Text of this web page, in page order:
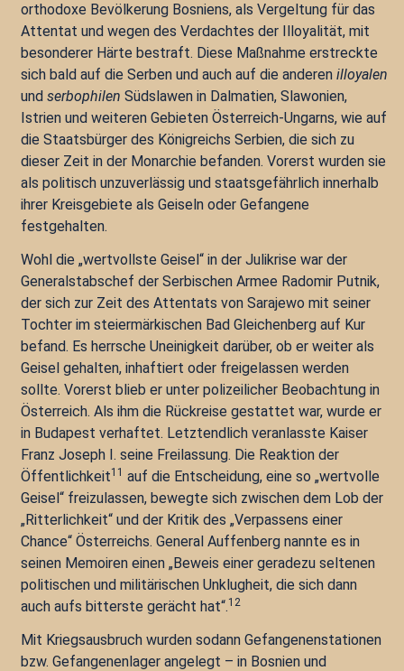
orthodoxe Bevölkerung Bosniens, als Vergeltung für das
Attentat und wegen des Verdachtes der Illoyalität, mit
besonderer Härte bestraft. Diese Maßnahme erstreckte
sich bald auf die Serben und auch auf die anderen illoyalen
und serbophilen Südslawen in Dalmatien, Slawonien,
Istrien und weiteren Gebieten Österreich-Ungarns, wie auf
die Staatsbürger des Königreichs Serbien, die sich zu
dieser Zeit in der Monarchie befanden. Vorerst wurden sie
als politisch unzuverlässig und staatsgefährlich innerhalb
ihrer Kreisgebiete als Geiseln oder Gefangene
festgehalten.
Wohl die „wertvollste Geisel“ in der Julikrise war der
Generalstabschef der Serbischen Armee Radomir Putnik,
der sich zur Zeit des Attentats von Sarajewo mit seiner
Tochter im steiermärkischen Bad Gleichenberg auf Kur
befand. Es herrsche Uneinigkeit darüber, ob er weiter als
Geisel gehalten, inhaftiert oder freigelassen werden
sollte. Vorerst blieb er unter polizeilicher Beobachtung in
Österreich. Als ihm die Rückreise gestattet war, wurde er
in Budapest verhaftet. Letztendlich veranlasste Kaiser
Franz Joseph I. seine Freilassung. Die Reaktion der
Öffentlichkeit11 auf die Entscheidung, eine so „wertvolle
Geisel“ freizulassen, bewegte sich zwischen dem Lob der
„Ritterlichkeit“ und der Kritik des „Verpassens einer
Chance“ Österreichs. General Auffenberg nannte es in
seinen Memoiren einen „Beweis einer geradezu seltenen
politischen und militärischen Unklugheit, die sich dann
auch aufs bitterste gerächt hat“.12
Mit Kriegsausbruch wurden sodann Gefangenenstationen
bzw. Gefangenenlager angelegt – in Bosnien und